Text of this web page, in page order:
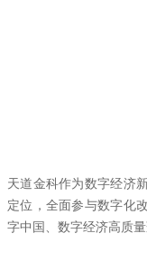
天道金科作为数字经济
定位，全面参与数字化
字中国、数字经济高质量